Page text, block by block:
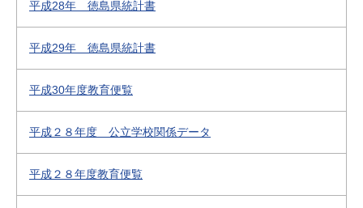
平成28年 徳島県統計書
平成29年 徳島県統計書
平成30年度教育便覧
平成２８年度 公立学校関係データ
平成２８年度教育便覧